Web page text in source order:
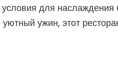
для
ужин, этот